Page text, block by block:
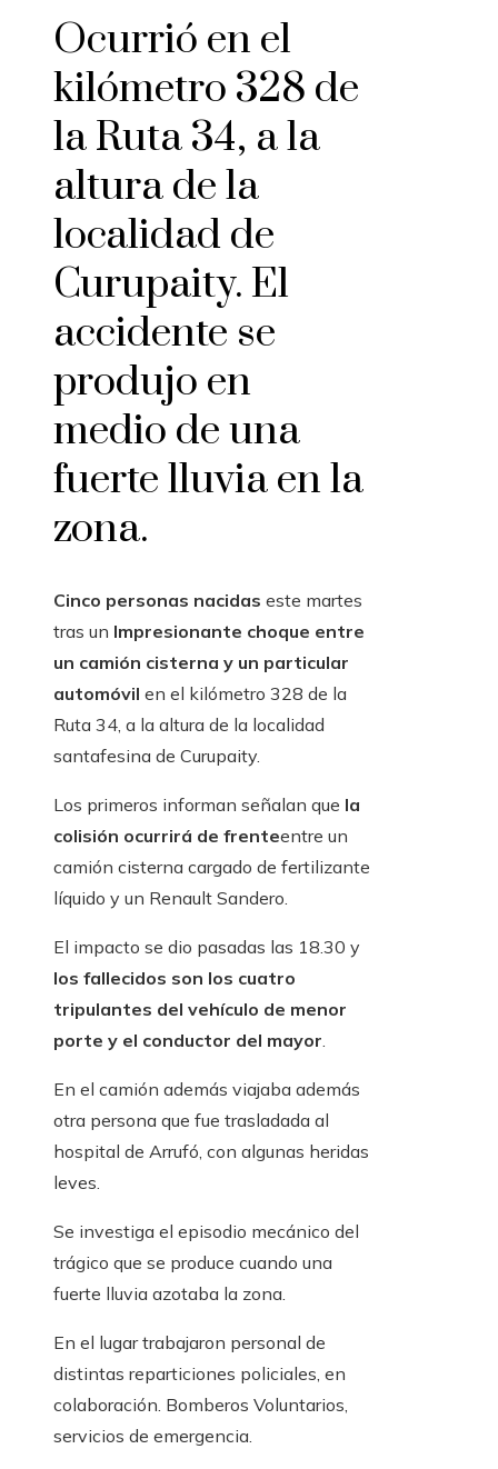
Ocurrió en el
kilómetro 328 de
la Ruta 34, a la
altura de la
localidad de
Curupaity. El
accidente se
produjo en
medio de una
fuerte lluvia en la
zona.
Cinco personas nacidas este martes
tras un Impresionante choque entre
un camión cisterna y un particular
automóvil en el kilómetro 328 de la
Ruta 34, a la altura de la localidad
santafesina de Curupaity.
Los primeros informan señalan que la
colisión ocurrirá de frenteentre un
camión cisterna cargado de fertilizante
líquido y un Renault Sandero.
El impacto se dio pasadas las 18.30 y
los fallecidos son los cuatro
tripulantes del vehículo de menor
porte y el conductor del mayor
En el camión además viajaba además
otra persona que fue trasladada al
hospital de Arrufó, con algunas heridas
leves.
Se investiga el episodio mecánico del
trágico que se produce cuando una
fuerte lluvia azotaba la zona.
En el lugar trabajaron personal de
distintas reparticiones policiales, en
colaboración. Bomberos Voluntarios,
servicios de emergencia.